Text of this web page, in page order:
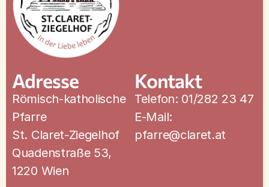
Adresse
Römisch-katholische
Pfarre
St. Claret-Ziegelhof
Quadenstraße 53,
1220 Wien
Kontakt
Telefon: 01/282 23 47
E-Mail:
pfarre@claret.at